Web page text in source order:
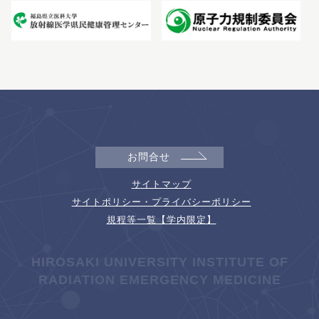
お問合せ
サイトマップ
サイトポリシー・プライバシーポリシー
規程等一覧【学内限定】
HIROSAKI UNIVERSITY INSTITUTE OF
RADIATION EMERGENCY MEDICINE